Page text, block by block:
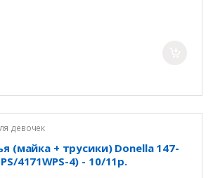
девочек
(майка + трусики) Donella 147-
4171WPS-4) - 10/11р.